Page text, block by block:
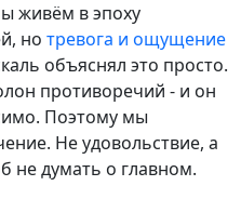
живём в эпоху
но тревога и ощущение
объяснял это просто.
противоречий - и он
Поэтому мы
Не удовольствие, а
не думать о главном.